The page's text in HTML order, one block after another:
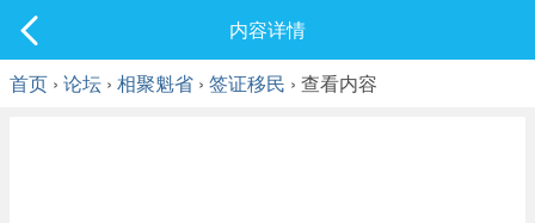
最新发表
内容详情
首页 › 论坛 › 相聚魁省 › 签证移民 › 查看内容